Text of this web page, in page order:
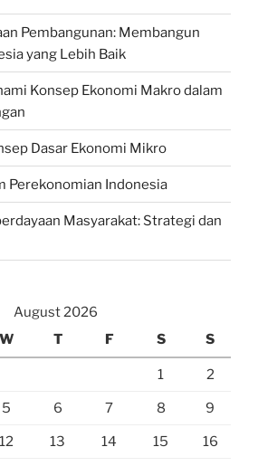
Pembangunan: Membangun
yang Lebih Baik
Konsep Ekonomi Makro dalam
Dasar Ekonomi Mikro
Perekonomian Indonesia
Masyarakat: Strategi dan
August 2026
W T F S S
1 2
5 6 7 8 9
12 13 14 15 16